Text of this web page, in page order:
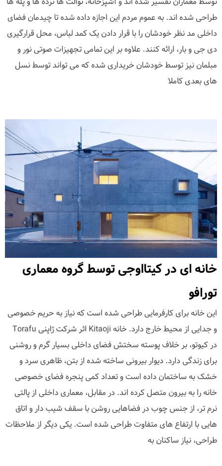
طراحی شده اند. به عموم مردم این اجازه داده شده تا چیدمان فضای
داخلی مد نظر خودشان را با قرار دادن یک کمد لباس، محل قرارگیری
دی جی و بار، ارائه کنند. علاوه بر این تمامی تجهیزات صوتی نور و
مبلمان نیز توسط خودشان خریداری شده که می تواند توسط نسل
های بعدی کاملا
خانه ای در کیتااوجی توسط گروه معماری
تورافو
این خانه برای کارفرمایی طراحی شده است که نیاز به حریم خصوصی
و جدایی از محیط خارج دارد. خانه Kitaoji اثر شرکت ژاپنی Torafu
در کیوتو، بر خلاف پوسته سختش فضای داخلی بسیار گرم و روشنی
برای زندگی دارد. دیوار بیرونی ساخته شده از بتن، ظاهری سرد و
خشک به ساختمان داده است و تعداد کمی پنجره فضای خصوصی
خانه را به بیرون متصل کرده اند. در مقابل، معماری داخلی از پالتی
نرم تر، از جنس چوب در فضاهایی روشن با سقف شیب دار و اتاق
هایی با ارتفاع های متفاوت طراحی شده است. یکی دیگر از ملاحظات
طراحی، نیاز ساکنان به